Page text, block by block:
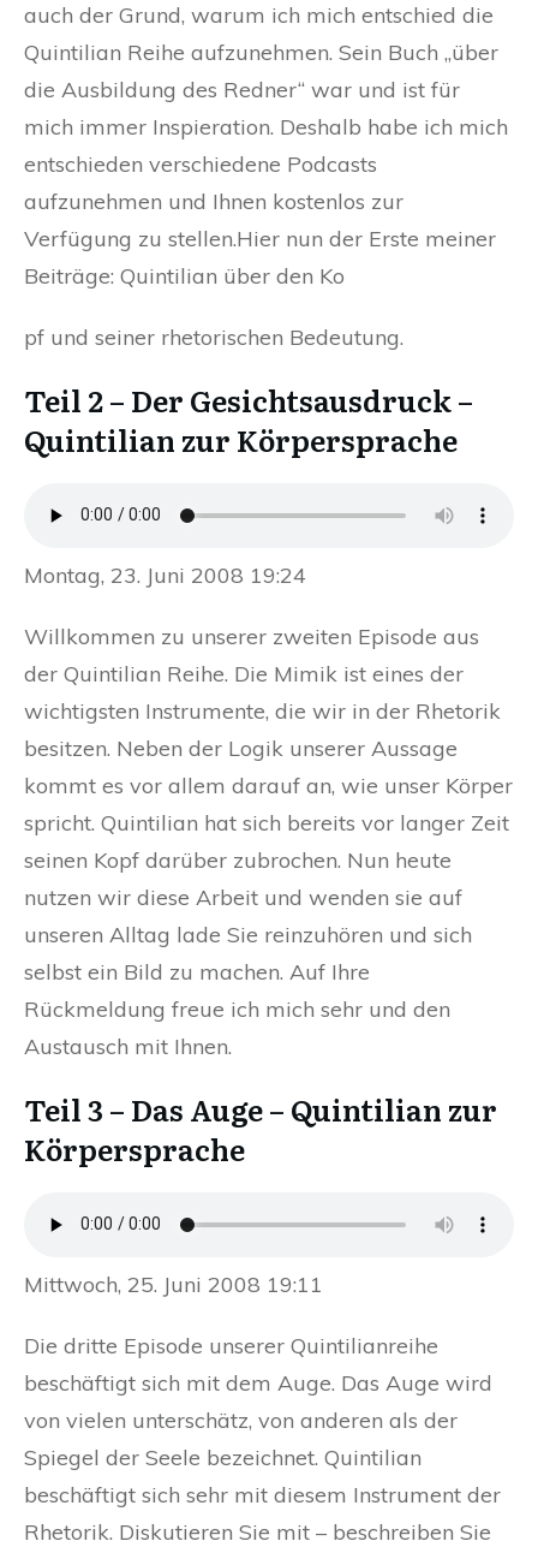
auch der Grund, warum ich mich entschied die
Quintilian Reihe aufzunehmen. Sein Buch „über
die Ausbildung des Redner“ war und ist für
mich immer Inspieration. Deshalb habe ich mich
entschieden verschiedene Podcasts
aufzunehmen und Ihnen kostenlos zur
Verfügung zu stellen.Hier nun der Erste meiner
Beiträge: Quintilian über den Ko
pf und seiner rhetorischen Bedeutung.
Teil 2 – Der Gesichtsausdruck –
Quintilian zur Körpersprache
Montag, 23. Juni 2008 19:24
Willkommen zu unserer zweiten Episode aus
der Quintilian Reihe. Die Mimik ist eines der
wichtigsten Instrumente, die wir in der Rhetorik
besitzen. Neben der Logik unserer Aussage
kommt es vor allem darauf an, wie unser Körper
spricht. Quintilian hat sich bereits vor langer Zeit
seinen Kopf darüber zubrochen. Nun heute
nutzen wir diese Arbeit und wenden sie auf
unseren Alltag lade Sie reinzuhören und sich
selbst ein Bild zu machen. Auf Ihre
Rückmeldung freue ich mich sehr und den
Austausch mit Ihnen.
Teil 3 – Das Auge – Quintilian zur
Körpersprache
Mittwoch, 25. Juni 2008 19:11
Die dritte Episode unserer Quintilianreihe
beschäftigt sich mit dem Auge. Das Auge wird
von vielen unterschätz, von anderen als der
Spiegel der Seele bezeichnet. Quintilian
beschäftigt sich sehr mit diesem Instrument der
Rhetorik. Diskutieren Sie mit – beschreiben Sie